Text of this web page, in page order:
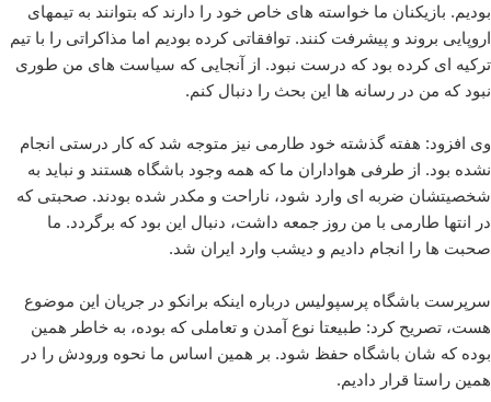
بودیم. بازیکنان ما خواسته های خاص خود را دارند که بتوانند به تیمهای
اروپایی بروند و پیشرفت کنند. توافقاتی کرده بودیم اما مذاکراتی را با تیم
ترکیه ای کرده بود که درست نبود. از آنجایی که سیاست های من طوری
نبود که من در رسانه ها این بحث را دنبال کنم.
وی افزود: هفته گذشته خود طارمی نیز متوجه شد که کار درستی انجام
نشده بود. از طرفی هواداران ما که همه وجود باشگاه هستند و نباید به
شخصیتشان ضربه ای وارد شود، ناراحت و مکدر شده بودند. صحبتی که
در انتها طارمی با من روز جمعه داشت، دنبال این بود که برگردد. ما
صحبت ها را انجام دادیم و دیشب وارد ایران شد.
سرپرست باشگاه پرسپولیس درباره اینکه برانکو در جریان این موضوع
هست، تصریح کرد: طبیعتا نوع آمدن و تعاملی که بوده، به خاطر همین
بوده که شان باشگاه حفظ شود. بر همین اساس ما نحوه ورودش را در
همین راستا قرار دادیم.